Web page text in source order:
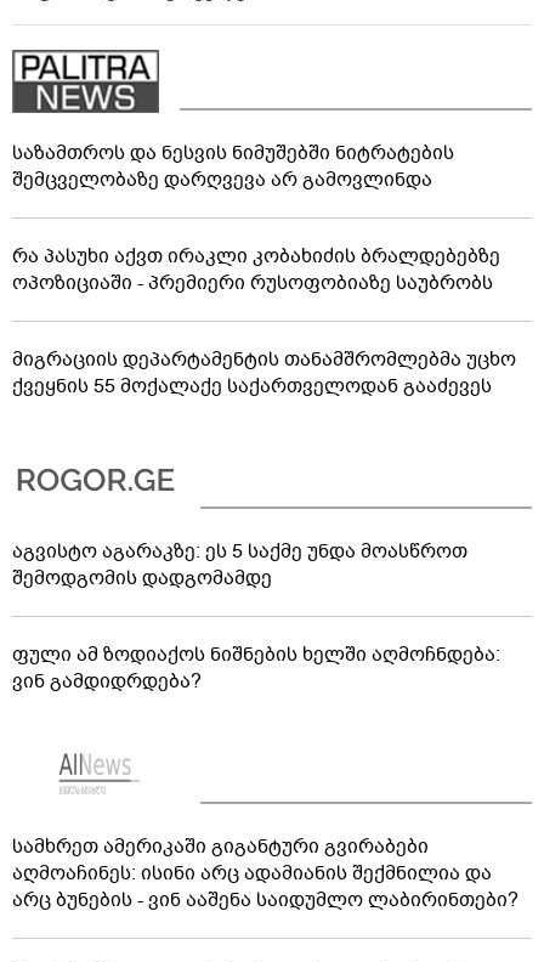
საზამთროს და ნესვის ნიმუშებში ნიტრატების
შემცველობაზე დარღვევა არ გამოვლინდა
რა პასუხი აქვთ ირაკლი კობახიძის ბრალდებებზე
ოპოზიციაში - პრემიერი რუსოფობიაზე საუბრობს
მიგრაციის დეპარტამენტის თანამშრომლებმა უცხო
ქვეყნის 55 მოქალაქე საქართველოდან გააძევეს
აგვისტო აგარაკზე: ეს 5 საქმე უნდა მოასწროთ
შემოდგომის დადგომამდე
ფული ამ ზოდიაქოს ნიშნების ხელში აღმოჩნდება:
ვინ გამდიდრდება?
სამხრეთ ამერიკაში გიგანტური გვირაბები
აღმოაჩინეს: ისინი არც ადამიანის შექმნილია და
არც ბუნების - ვინ ააშენა საიდუმლო ლაბირინთები?